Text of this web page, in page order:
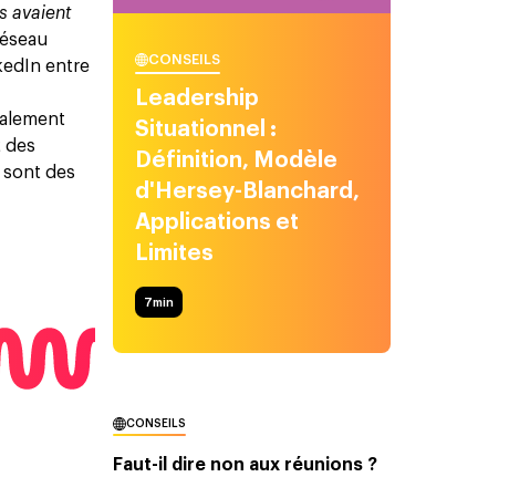
avaient
entre
des
sont des
CONSEILS
Leadership
Situationnel :
Définition, Modèle
d'Hersey-Blanchard,
Applications et
Limites
7min
CONSEILS
Faut-il dire non aux réunions ?